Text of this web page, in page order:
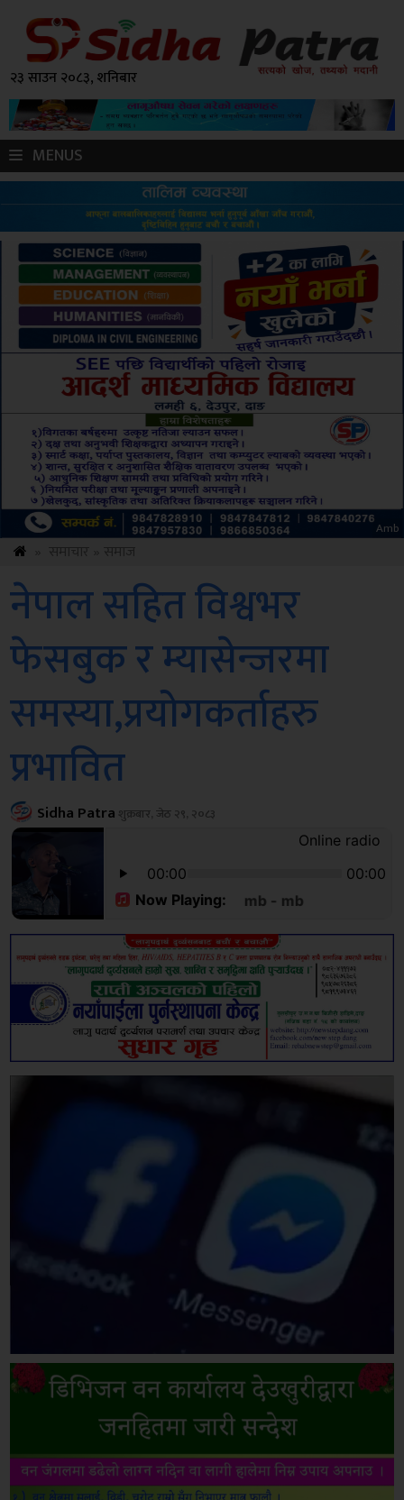
२३ साउन २०८३, शनिबार
MENUS
ksbus
नेपाल सहित विश्वभर
फेसबुक र म्यासेन्जरमा
समस्या,प्रयोगकर्ताहरु
प्रभावित
Sidha Patra शुक्रबार, जेठ २९, २०८३